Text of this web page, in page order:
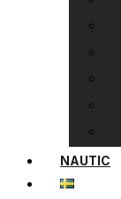
NAUTIC